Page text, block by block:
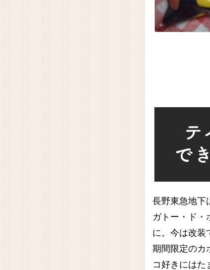
長野東急地下
ガトー・ド・
に。今は改装
期間限定のカ
コ好きにはた